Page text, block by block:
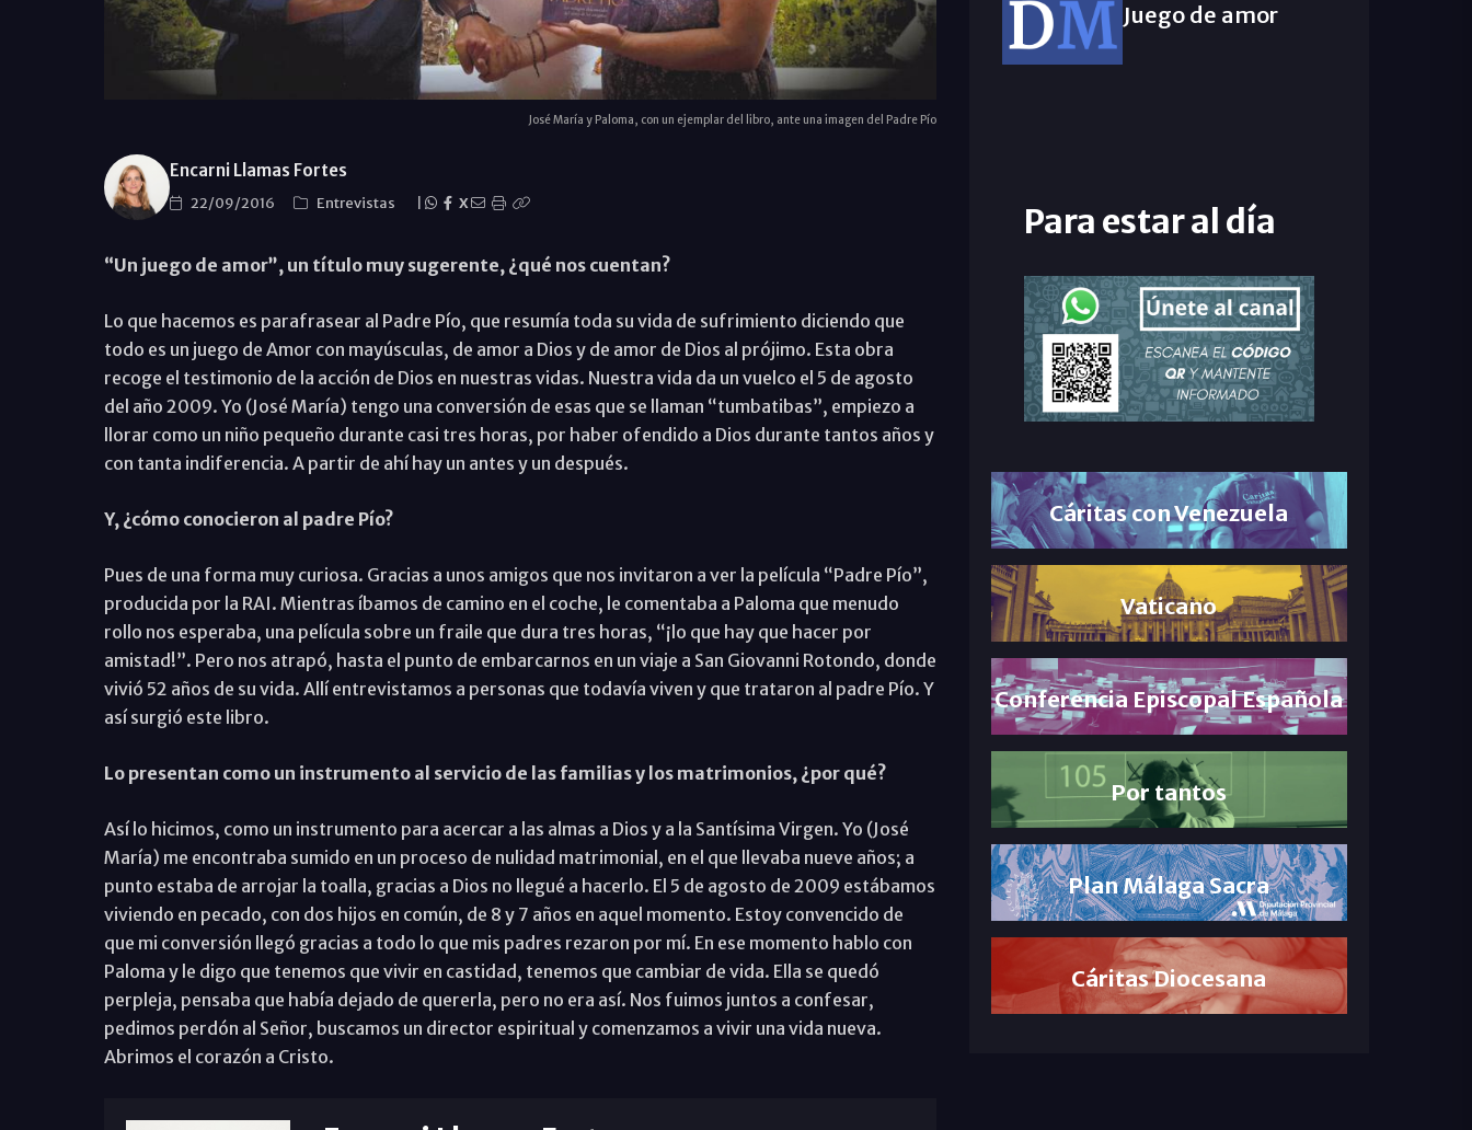
José María y Paloma, con un ejemplar del libro, ante una imagen del Padre Pío
Encarni Llamas Fortes
22/09/2016 Entrevistas X
“Un juego de amor”, un título muy sugerente, ¿qué nos cuentan?
Lo que hacemos es parafrasear al Padre Pío, que resumía toda su vida de sufrimiento diciendo que
todo es un juego de Amor con mayúsculas, de amor a Dios y de amor de Dios al prójimo. Esta obra
recoge el testimonio de la acción de Dios en nuestras vidas. Nuestra vida da un vuelco el 5 de agosto
del año 2009. Yo (José María) tengo una conversión de esas que se llaman “tumbatibas”, empiezo a
llorar como un niño pequeño durante casi tres horas, por haber ofendido a Dios durante tantos años y
con tanta indiferencia. A partir de ahí hay un antes y un después.
Y, ¿cómo conocieron al padre Pío?
Pues de una forma muy curiosa. Gracias a unos amigos que nos invitaron a ver la película “Padre Pío”,
producida por la RAI. Mientras íbamos de camino en el coche, le comentaba a Paloma que menudo
rollo nos esperaba, una película sobre un fraile que dura tres horas, “¡lo que hay que hacer por
amistad!”. Pero nos atrapó, hasta el punto de embarcarnos en un viaje a San Giovanni Rotondo, donde
vivió 52 años de su vida. Allí entrevistamos a personas que todavía viven y que trataron al padre Pío. Y
así surgió este libro.
Lo presentan como un instrumento al servicio de las familias y los matrimonios, ¿por qué?
Así lo hicimos, como un instrumento para acercar a las almas a Dios y a la Santísima Virgen. Yo (José
María) me encontraba sumido en un proceso de nulidad matrimonial, en el que llevaba nueve años; a
punto estaba de arrojar la toalla, gracias a Dios no llegué a hacerlo. El 5 de agosto de 2009 estábamos
viviendo en pecado, con dos hijos en común, de 8 y 7 años en aquel momento. Estoy convencido de
que mi conversión llegó gracias a todo lo que mis padres rezaron por mí. En ese momento hablo con
Paloma y le digo que tenemos que vivir en castidad, tenemos que cambiar de vida. Ella se quedó
perpleja, pensaba que había dejado de quererla, pero no era así. Nos fuimos juntos a confesar,
pedimos perdón al Señor, buscamos un director espiritual y comenzamos a vivir una vida nueva.
Abrimos el corazón a Cristo.
Juego de amor
Para estar al día
Cáritas con Venezuela
Vaticano
Conferencia Episcopal Española
Por tantos
Plan Málaga Sacra
Cáritas Diocesana